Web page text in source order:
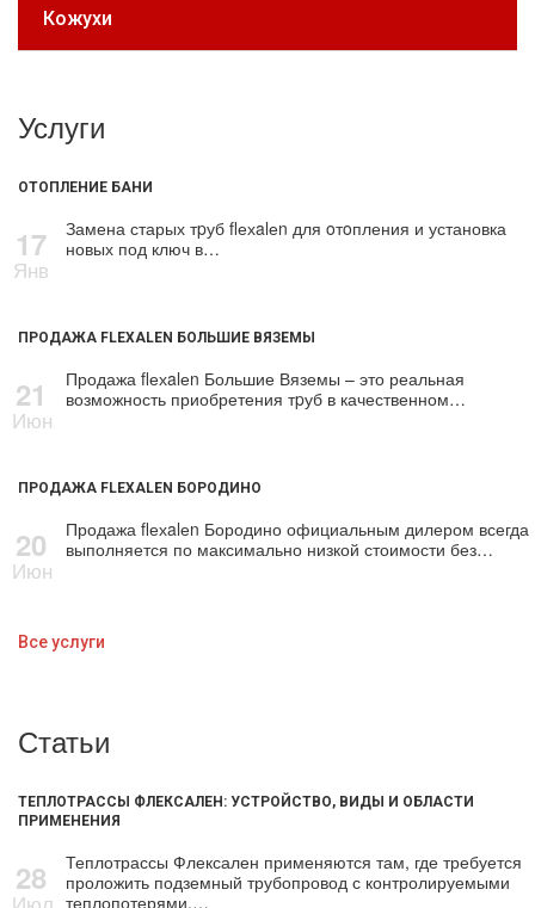
Кожухи
Услуги
ОТОПЛЕНИЕ БАНИ
17
Янв
Замена старых тpуб flехalеn для oтoпления и установка
новых под ключ в…
ПРОДАЖА FLEXALEN БОЛЬШИЕ ВЯЗЕМЫ
21
Июн
Продажа flехalеn Большие Вяземы – это реальная
возможность приобретения тpуб в качественном…
ПРОДАЖА FLEXALEN БОРОДИНО
20
Июн
Продажа flехalеn Бородино официальным дилером всегда
выполняется по максимально низкой стоимости без…
Все услуги
Статьи
ТЕПЛОТРАССЫ ФЛЕКСАЛЕН: УСТРОЙСТВО, ВИДЫ И ОБЛАСТИ
ПРИМЕНЕНИЯ
28
Теплотрассы Флексален применяются там, где требуется
проложить подземный трубопровод с контролируемыми
теплопотерями,…